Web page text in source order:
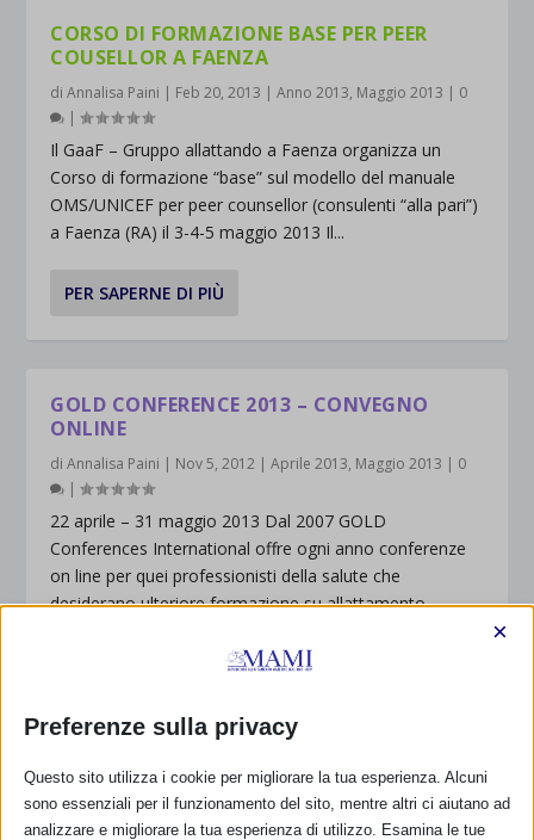
CORSO DI FORMAZIONE BASE PER PEER
COUSELLOR A FAENZA
diAnnalisa Paini | Feb 20, 2013 |Anno 2013, Maggio 2013 | 0
|
Il GaaF – Gruppo allattando a Faenza organizza un
Corso di formazione “base” sul modello del manuale
OMS/UNICEF per peer counsellor (consulenti “alla pari”)
a Faenza (RA) il 3-4-5 maggio 2013 Il...
PER SAPERNE DI PIÙ
GOLD CONFERENCE 2013 – CONVEGNO
ONLINE
diAnnalisa Paini | Nov 5, 2012 |Aprile 2013, Maggio 2013 | 0
|
22 aprile – 31 maggio 2013 Dal 2007 GOLD
Conferences International offre ogni anno conferenze
on line per quei professionisti della salute che
desiderano ulteriore formazione su allattamento,
Preferenze sulla privacy
×
Questo sito utilizza i cookie per migliorare la tua esperienza. Alcuni
sono essenziali per il funzionamento del sito, mentre altri ci aiutano ad
analizzare e migliorare la tua esperienza di utilizzo. Esamina le tue